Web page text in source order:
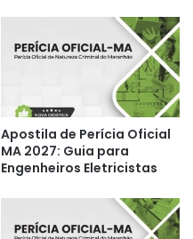
Apostila de Perícia Oficial
MA 2027: Guia para
Engenheiros Eletricistas